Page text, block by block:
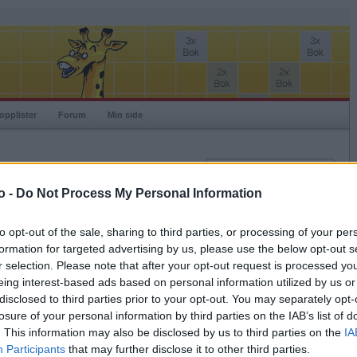
- Do Not Process My Personal Information
opt-out of the sale, sharing to third parties, or processing of your
for targeted advertising by us, please use the below opt-out
selection. Please note that after your opt-out request is processed
interest-based ads based on personal information utilized by us
to third parties prior to your opt-out. You may separately
of your personal information by third parties on the IAB’s list of
This information may also be disclosed by us to third parties on the
Participants that may further disclose it to other third parties.
Forum Min side
Medlem siden
2009-07-14
Sist innloggede2026-08-06
Spillstatistikk
Ranking
2088
Høyeste ranking
2012-03-17
4550
Plassering
23
Bingoer
30874
Kamper
28655
Brukernavn
Husk meg
Logg inn
Glemt ditt passord?
Få ny aktiveringslenke